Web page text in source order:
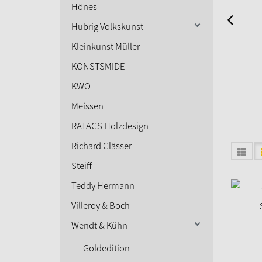
Hönes
Hubrig Volkskunst
Kleinkunst Müller
KONSTSMIDE
KWO
Meissen
RATAGS Holzdesign
Richard Glässer
Steiff
Teddy Hermann
Villeroy & Boch
Wendt & Kühn
Goldedition